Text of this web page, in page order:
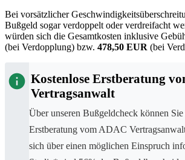
Bei vorsätzlicher
Bußgeld sogar verdoppelt oder verdreifacht
würden sich die Gesamtkosten inklusive
(bei Verdopplung) bzw. 478,50 EUR (bei
Kostenlose Erstberatung
Vertragsanwalt
Über unseren Bußgeldcheck können Sie
Erstberatung vom ADAC
sich über einen möglichen Einspruch